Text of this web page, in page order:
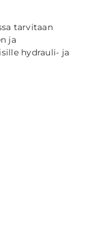
tarvitaan
ja
hydrauli- ja